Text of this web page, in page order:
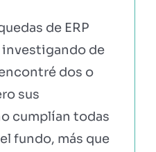
de ERP
investigando de
dos o
sus
cumplían todas
fundo, más que